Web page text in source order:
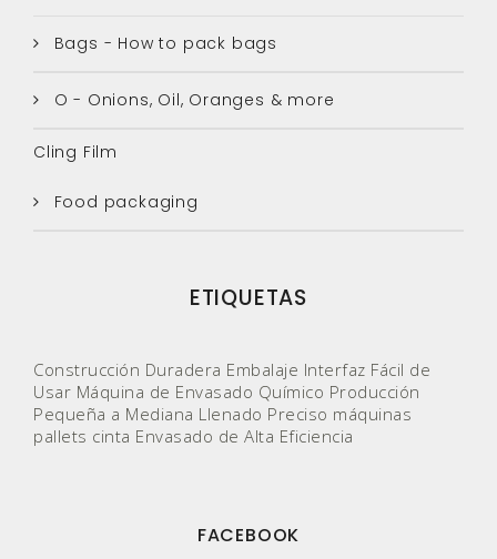
Bags - How to pack bags
O - Onions, Oil, Oranges & more
Cling Film
Food packaging
ETIQUETAS
Construcción Duradera Embalaje Interfaz Fácil de
Usar Máquina de Envasado Químico Producción
Pequeña a Mediana Llenado Preciso máquinas
pallets cinta Envasado de Alta Eficiencia
FACEBOOK